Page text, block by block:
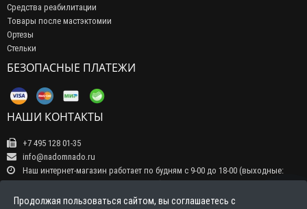
Продолжая пользоваться сайтом, вы соглашаетесь с
Средства реабилитации
Товары после мастэктомии
Ортезы
Стельки
БЕЗОПАСНЫЕ ПЛАТЕЖИ
НАШИ КОНТАКТЫ
+7 495 128 01-35
info@nadomnado.ru
Наш интернет-магазин работает по будням с 9-00 до 18-00 (выходные:
суббота, воскресенье, праздничные дни) Прием заказов на сайте -
круглосуточно, обрабатываются заказы в рабочие дни с 9-00 до 18-00